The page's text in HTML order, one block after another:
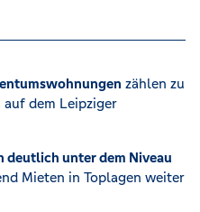
zählen zu
dem Leipziger
unter dem Niveau
Mieten in Toplagen weiter